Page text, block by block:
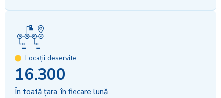
Locații deservite
16.300
În toată țara, în fiecare lună